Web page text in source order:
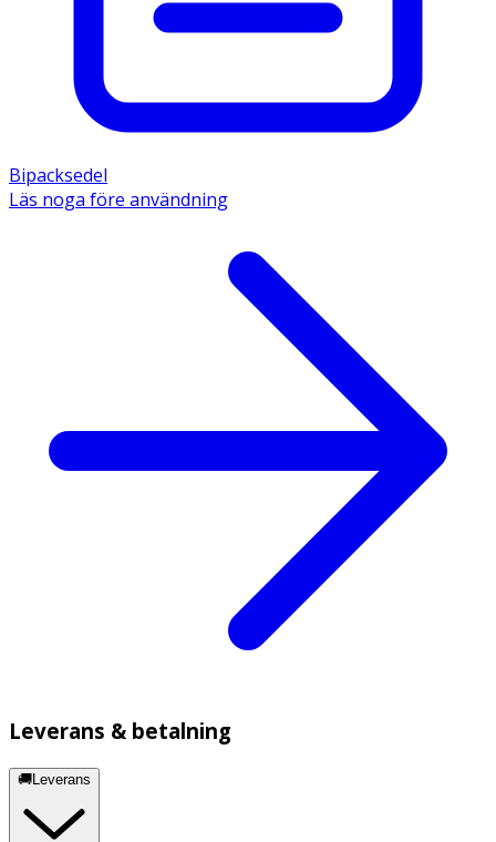
Bipacksedel
Läs noga före användning
Leverans & betalning
🚚Leverans